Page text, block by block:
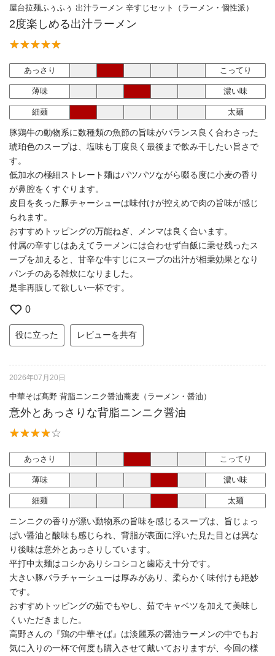
屋台拉麺ふぅふぅ 出汁ラーメン 辛すじセット（ラーメン・個性派）
2度楽しめる出汁ラーメン
あっさり こってり
薄味 濃い味
細麺 太麺
豚鶏牛の動物系に数種類の魚節の旨味がバランス良く合わさった
琥珀色のスープは、塩味も丁度良く最後まで飲み干したい旨さで
す。
低加水の極細ストレート麺はパツパツながら啜る度に小麦の香り
が鼻腔をくすぐります。
皮目を炙った豚チャーシューは味付けが控えめで肉の旨味が感じ
られます。
おすすめトッピングの万能ねぎ、メンマは良く合います。
付属の辛すじはあえてラーメンには合わせず白飯に乗せ残ったス
ープを加えると、甘辛な牛すじにスープの出汁が相乗効果となり
パンチのある雑炊になりました。
是非再販して欲しい一杯です。
0
役に立った レビューを共有
2026年07月20日
中華そば髙野 背脂ニンニク醤油蕎麦（ラーメン・醤油）
意外とあっさりな背脂ニンニク醤油
あっさり こってり
薄味 濃い味
細麺 太麺
ニンニクの香りが漂い動物系の旨味を感じるスープは、旨じょっ
ぱい醤油と酸味も感じられ、背脂が表面に浮いた見た目とは異な
り後味は意外とあっさりしています。
平打中太麺はコシかありシコシコと歯応え十分です。
大きい豚バラチャーシューは厚みがあり、柔らかく味付けも絶妙
です。
おすすめトッピングの茹でもやし、茹でキャベツを加えて美味し
くいただきました。
高野さんの『鶏の中華そば』は淡麗系の醤油ラーメンの中でもお
気に入りの一杯で何度も購入させて戴いておりますが、今回の様